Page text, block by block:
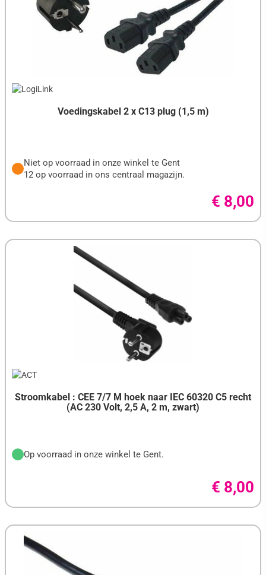
Voedingskabel 2 x C13 plug (1,5 m)
Niet op voorraad in onze winkel te Gent
12 op voorraad in ons centraal magazijn.
€ 8,00
Stroomkabel : CEE 7/7 M hoek naar IEC 60320 C5 recht
(AC 230 Volt, 2,5 A, 2 m, zwart)
Op voorraad in onze winkel te Gent.
€ 8,00